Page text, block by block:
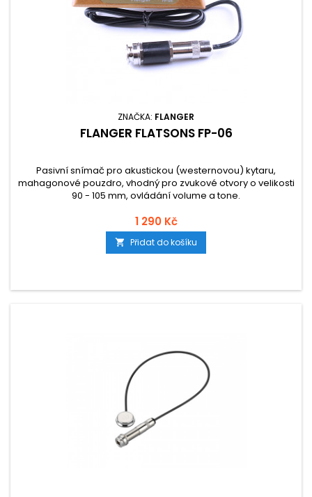
ZNAČKA: FLANGER
FLANGER FLATSONS FP-06
Pasivní snímač pro akustickou (westernovou) kytaru,
mahagonové pouzdro, vhodný pro zvukové otvory o velikosti
90 - 105 mm, ovládání volume a tone.
1 290 Kč
 Přidat do košíku